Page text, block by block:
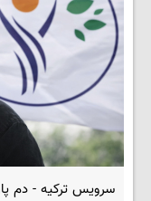
سرویس ترکیه - دم